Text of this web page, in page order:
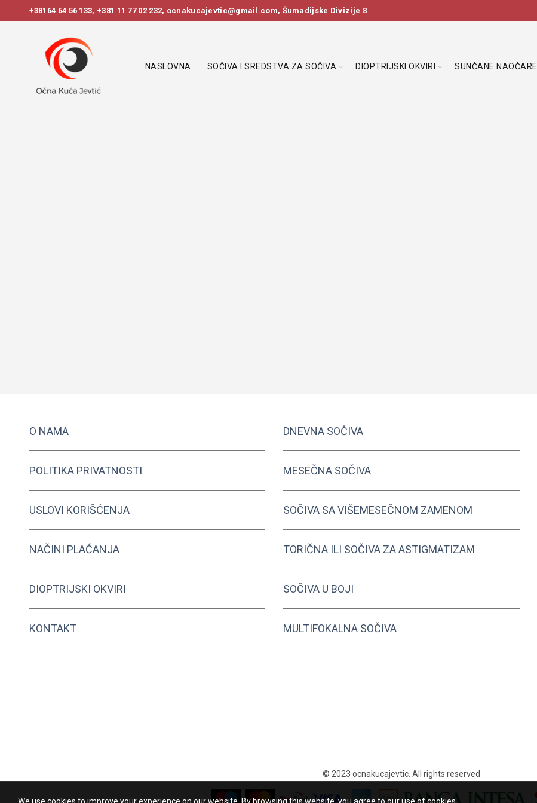
+38164 64 56 133,+381 11 77 02 232, ocnakucajevtic@gmail.com, Šumadijske Divizije 8
NASLOVNA SOČIVA I SREDSTVA ZA SOČIVA DIOPTRIJSKI OKVIRI SUNČANE NAOČARE
O NAMA
POLITIKA PRIVATNOSTI
USLOVI KORIŠĆENJA
NAČINI PLAĆANJA
DIOPTRIJSKI OKVIRI
KONTAKT
DNEVNA SOČIVA
MESEČNA SOČIVA
SOČIVA SA VIŠEMESEČNOM ZAMENOM
TORIČNA ILI SOČIVA ZA ASTIGMATIZAM
SOČIVA U BOJI
MULTIFOKALNA SOČIVA
© 2023 ocnakucajevtic. All rights reserved
We use cookies to improve your experience on our website. By browsing this website, you agree to our use of cookies.